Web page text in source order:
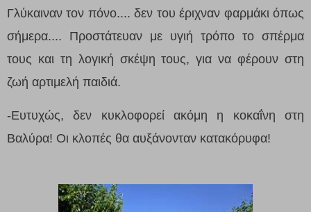
Γλύκαιναν τον πόνο.... δεν του έριχναν φαρμάκι όπως
σήμερα.... Προστάτευαν με υγιή τρόπο το σπέρμα
τους και τη λογική σκέψη τους, για να φέρουν στη
ζωή αρτιμελή παιδιά.
-Ευτυχώς, δεν κυκλοφορεί ακόμη η κοκαΐνη στη
Βαλύρα! Οι κλοπές θα αυξάνονταν κατακόρυφα!